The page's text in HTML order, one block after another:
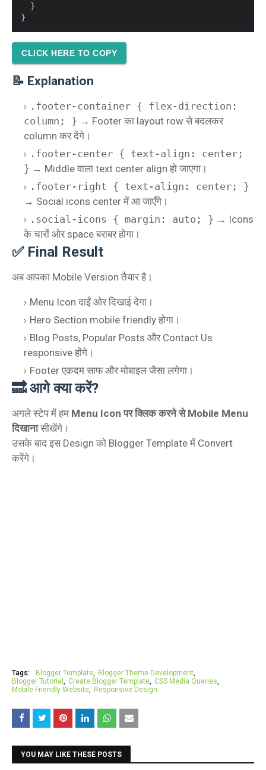
}
}
CLICK HERE TO COPY
📝 Explanation
.footer-container { flex-direction:
column; } → Footer का layout row से बदलकर
column कर देंगे।
.footer-center { text-align: center;
} → Middle वाला text center align हो जाएगा।
.footer-right { text-align: center; }
→ Social icons center में आ जाएँगे।
.social-icons { margin: auto; } → Icons
के चारों ओर space बराबर होगा।
✅ Final Result
अब आपका Mobile Version तैयार है।
Menu Icon दाईं ओर दिखाई देगा।
Hero Section mobile friendly होगा।
Blog Posts, Popular Posts और Contact Us
responsive होंगे।
Footer एकदम साफ और मोबाइल जैसा लगेगा।
🔜 आगे क्या करें?
अगले स्टेप में हम Menu Icon पर क्लिक करने से Mobile Menu
दिखानासीखेंगे।
उसके बाद इस Design को Blogger Template में Convert
करेंगे।
Tags: Blogger Template
Blogger Theme Development
Blogger Tutorial
Create Blogger Template
CSS Media Queries
Mobile Friendly Website
Responsive Design
YOU MAY LIKE THESE POSTS